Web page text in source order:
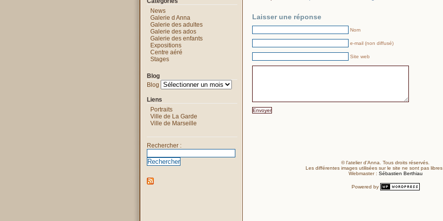
Laisser une réponse
Nom
e-mail (non diffusé)
Site web
© l'atelier d'Anna. Tous droits réservés.
Les différentes images utilisées sur le site ne sont pas libres
Webmaster : Sébastien Berthiau
Powered by
News
Galerie d Anna
Galerie des adultes
Galerie des ados
Galerie des enfants
Expositions
Centre aéré
Stages
Blog
Blog
Liens
Portraits
Ville de La Garde
Ville de Marseille
Rechercher :